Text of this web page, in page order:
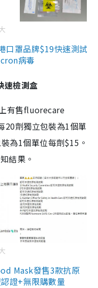
口罩品牌$19快速測試
病毒
檢測盒
有售fluorecare
20劑獨立包裝為1個單
為1個單位每劑$15。
結果。
Mask發售3款抗原
證+無限購數量